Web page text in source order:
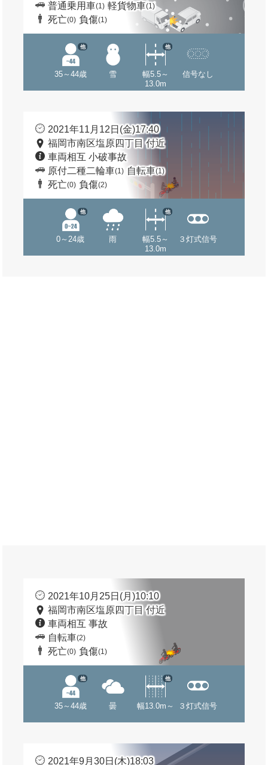
普通乗用車(1) 軽貨物車(1)
死亡(0) 負傷(1)
35～44歳
他
雪
幅5.5～
13.0m
他
信号なし
2021年11月12日(金)17:40
福岡市南区塩原四丁目 付近
車両相互 小破事故
原付二種二輪車(1) 自転車(1)
死亡(0) 負傷(2)
0～24歳
他
雨
幅5.5～
13.0m
他
３灯式信号
2021年10月25日(月)10:10
福岡市南区塩原四丁目 付近
車両相互 事故
自転車(2)
死亡(0) 負傷(1)
35～44歳
他
曇 幅13.0m～
他
３灯式信号
2021年9月30日(木)18:03